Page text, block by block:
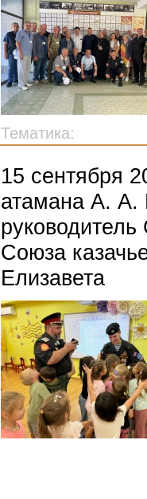
Тематика:
15 сентября
атамана А. А.
Союза
Елизавета